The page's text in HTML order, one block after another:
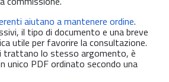
aiutano a mantenere ordine.
il tipo di documento e una breve
utile per favorire la consultazione.
trattano lo stesso argomento, è
unico PDF ordinato secondo una